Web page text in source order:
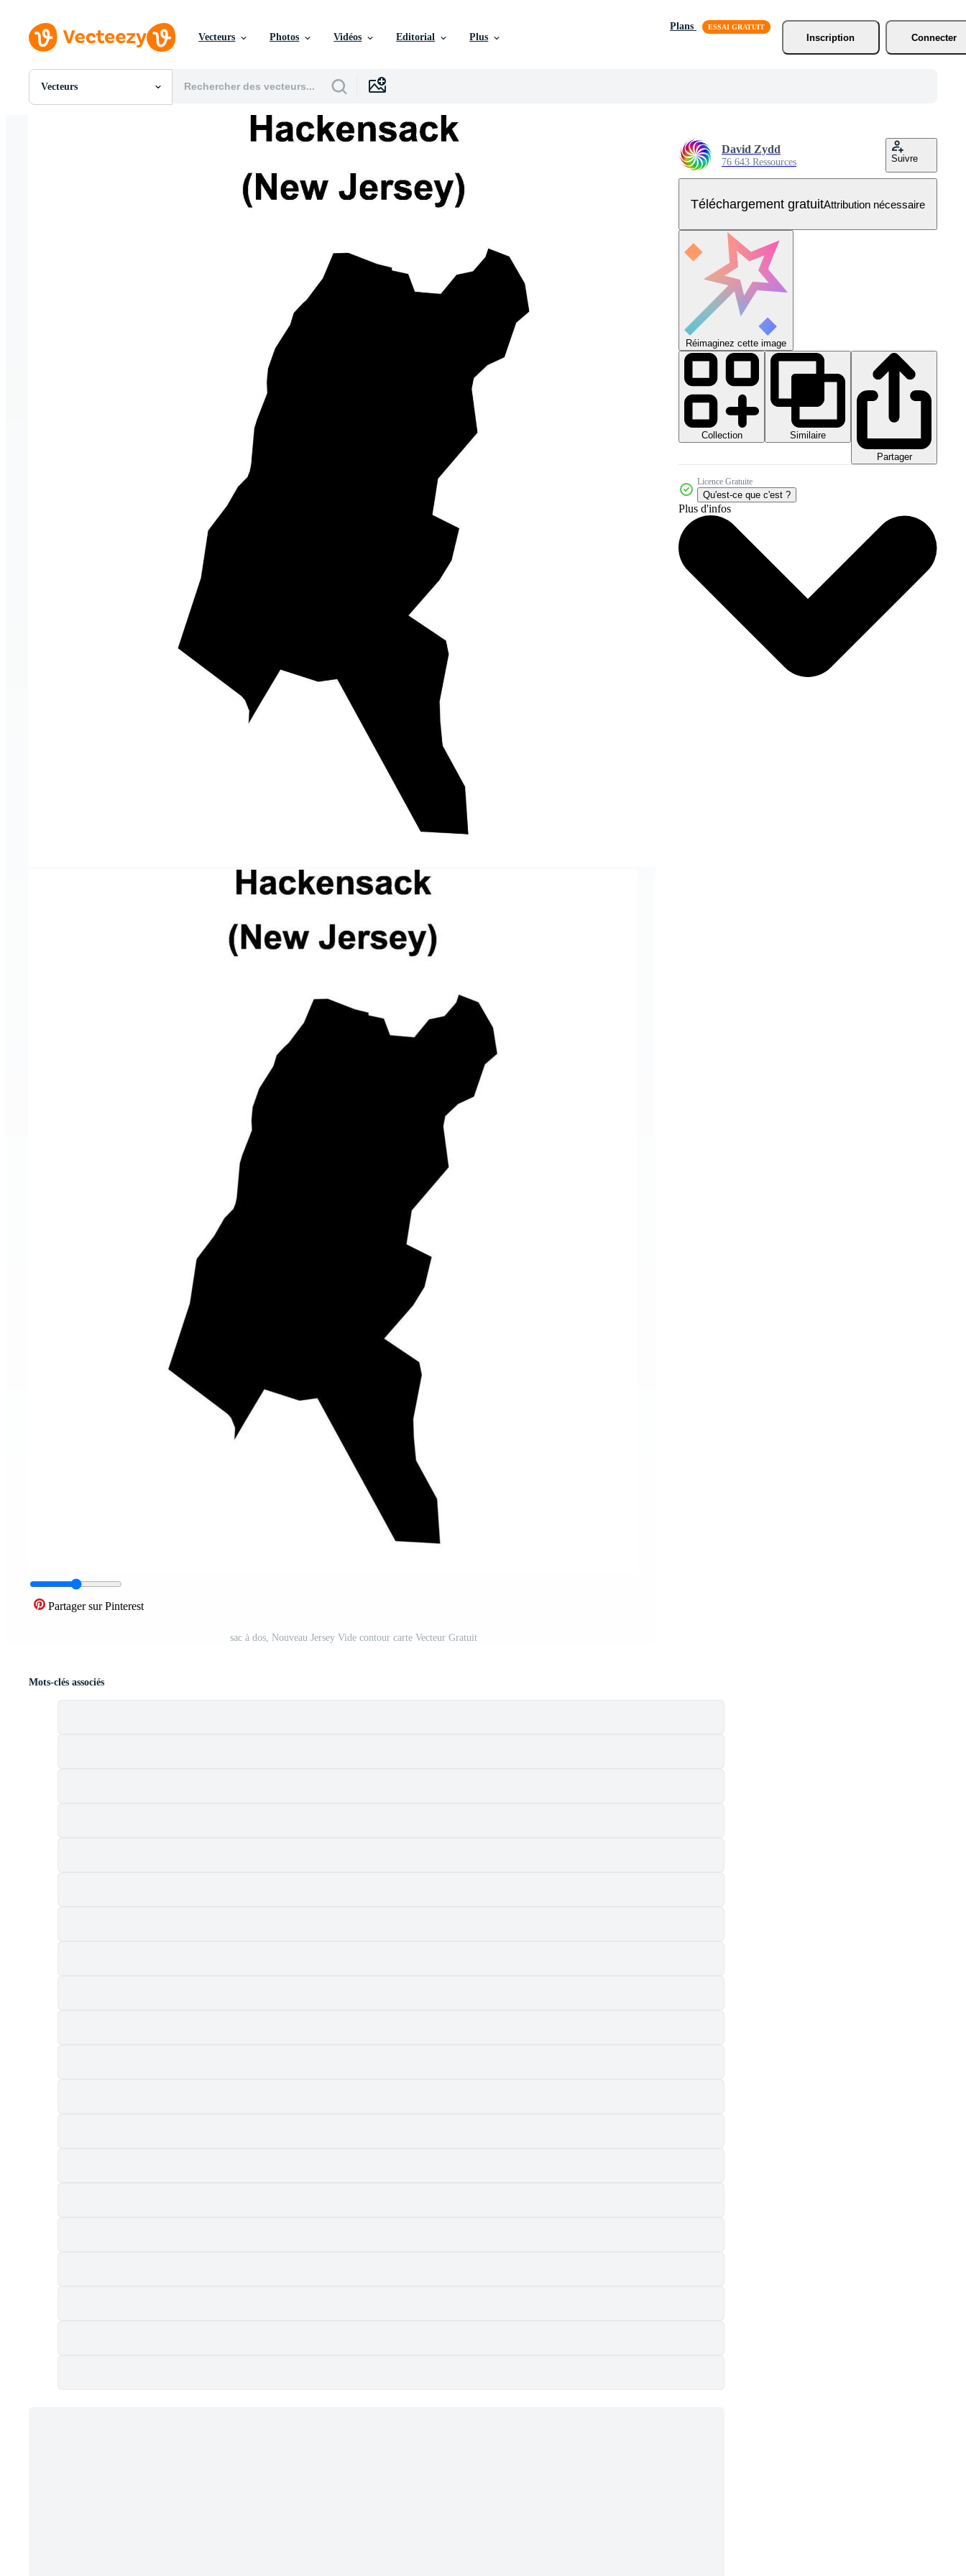
Vecteurs Photos Vidéos Editorial Plus
Plans
Inscription
Connecter
Vecteurs
Toutes Images
Partager sur Pinterest
sac à dos, Nouveau Jersey Vide contour carte Vecteur Gratuit
David Zydd
76 643 Ressources Suivre
Téléchargement gratuitAttribution nécessaire
Réimaginez cette image
Collection
Similaire
Partager
Licence Gratuite
Qu'est-ce que c'est ?
Plus d'infos
Mots-clés associés